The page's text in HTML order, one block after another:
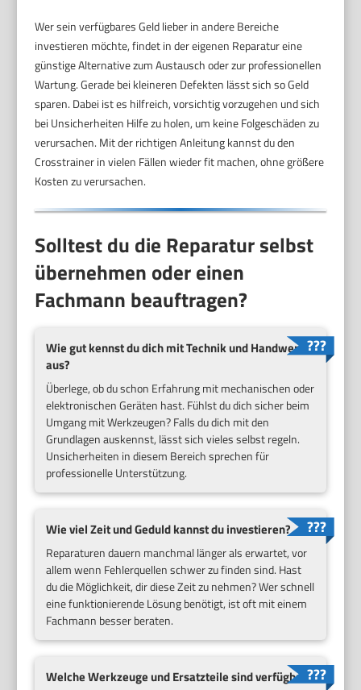
Wer sein verfügbares Geld lieber in andere Bereiche
investieren möchte, findet in der eigenen Reparatur eine
günstige Alternative zum Austausch oder zur professionellen
Wartung. Gerade bei kleineren Defekten lässt sich so Geld
sparen. Dabei ist es hilfreich, vorsichtig vorzugehen und sich
bei Unsicherheiten Hilfe zu holen, um keine Folgeschäden zu
verursachen. Mit der richtigen Anleitung kannst du den
Crosstrainer in vielen Fällen wieder fit machen, ohne größere
Kosten zu verursachen.
Solltest du die Reparatur selbst
übernehmen oder einen
Fachmann beauftragen?
Wie gut kennst du dich mit Technik und Handwerk
aus?
Überlege, ob du schon Erfahrung mit mechanischen oder
elektronischen Geräten hast. Fühlst du dich sicher beim
Umgang mit Werkzeugen? Falls du dich mit den
Grundlagen auskennst, lässt sich vieles selbst regeln.
Unsicherheiten in diesem Bereich sprechen für
professionelle Unterstützung.
Wie viel Zeit und Geduld kannst du investieren?
Reparaturen dauern manchmal länger als erwartet, vor
allem wenn Fehlerquellen schwer zu finden sind. Hast
du die Möglichkeit, dir diese Zeit zu nehmen? Wer schnell
eine funktionierende Lösung benötigt, ist oft mit einem
Fachmann besser beraten.
Welche Werkzeuge und Ersatzteile sind verfügbar?